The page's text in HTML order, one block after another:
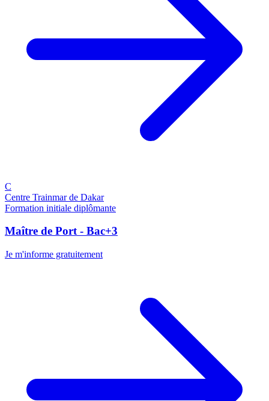
C
Centre Trainmar de Dakar
Formation initiale diplômante
Maître de Port - Bac+3
Je m'informe gratuitement